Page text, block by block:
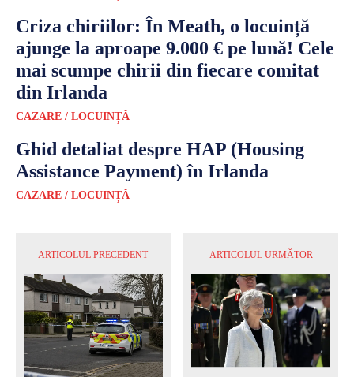
Criza chiriilor: În Meath, o locuință
ajunge la aproape 9.000 € pe lună! Cele
mai scumpe chirii din fiecare comitat
din Irlanda
CAZARE / LOCUINȚĂ
Ghid detaliat despre HAP (Housing
Assistance Payment) în Irlanda
CAZARE / LOCUINȚĂ
ARTICOLUL PRECEDENT ARTICOLUL URMĂTOR